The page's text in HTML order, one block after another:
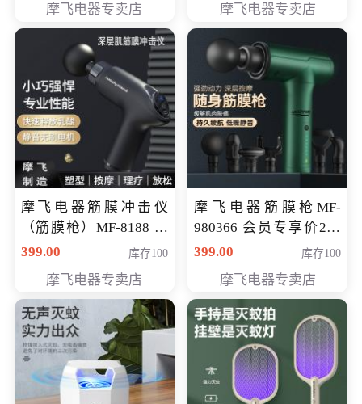
摩飞电器专卖店 摩飞电器专卖店
摩飞电器筋膜冲击仪
（筋膜枪）MF-8188 会
员专享价268元
399.00 库存100
摩飞电器专卖店
摩飞电器筋膜枪MF-
980366 会员专享价299
元
399.00 库存100
摩飞电器专卖店